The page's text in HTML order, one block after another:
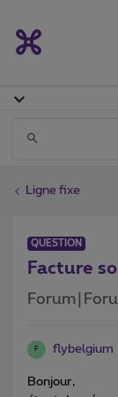
Ligne fixe
QUESTION
Facture
F flybelgium
Bonjour,